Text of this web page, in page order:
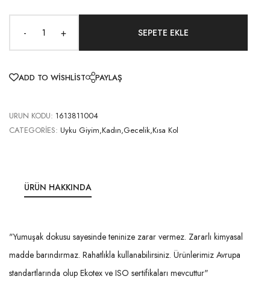
- +
ADD TO WISHLIST PAYLAŞ
URUN KODU: 1613811004
CATEGORIES: Uyku Giyim,Kadın,Gecelik,Kısa Kol
ÜRÜN HAKKINDA
"Yumuşak dokusu sayesinde teninize zarar vermez. Zararlı kimyasal
madde barındırmaz. Rahatlıkla kullanabilirsiniz. Ürünlerimiz Avrupa
standartlarında olup Ekotex ve ISO sertifikaları mevcuttur"